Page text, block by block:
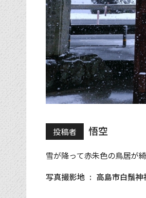
投稿者 悟空
雪が降って赤朱色の鳥居が
写真撮影地
高島市白鬚神